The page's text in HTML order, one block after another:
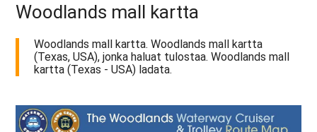
Woodlands mall kartta
Woodlands mall kartta. Woodlands mall kartta
(Texas, USA), jonka haluat tulostaa. Woodlands mall
kartta (Texas - USA) ladata.